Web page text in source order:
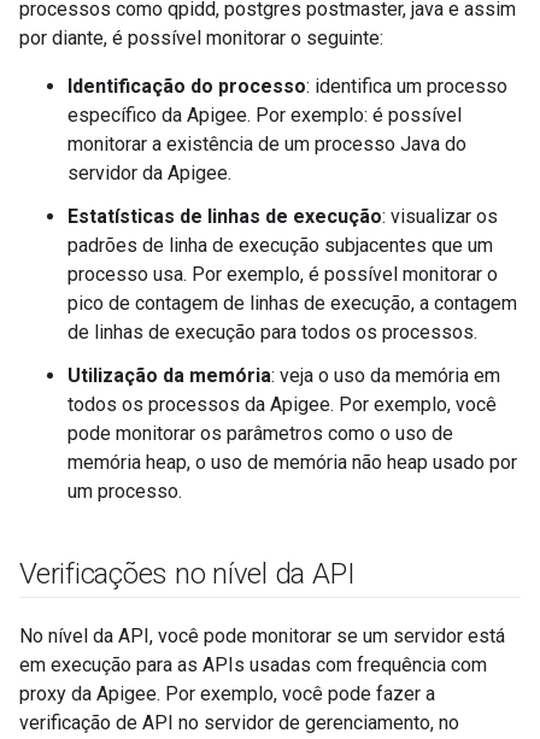
processos como qpidd, postgres postmaster, java e assim
por diante, é possível monitorar o seguinte:
Identificação do processo: identifica um processo
específico da Apigee. Por exemplo: é possível
monitorar a existência de um processo Java do
servidor da Apigee.
Estatísticas de linhas de execução: visualizar os
padrões de linha de execução subjacentes que um
processo usa. Por exemplo, é possível monitorar o
pico de contagem de linhas de execução, a contagem
de linhas de execução para todos os processos.
Utilização da memória: veja o uso da memória em
todos os processos da Apigee. Por exemplo, você
pode monitorar os parâmetros como o uso de
memória heap, o uso de memória não heap usado por
um processo.
Verificações no nível da API
No nível da API, você pode monitorar se um servidor está
em execução para as APIs usadas com frequência com
proxy da Apigee. Por exemplo, você pode fazer a
verificação de API no servidor de gerenciamento, no